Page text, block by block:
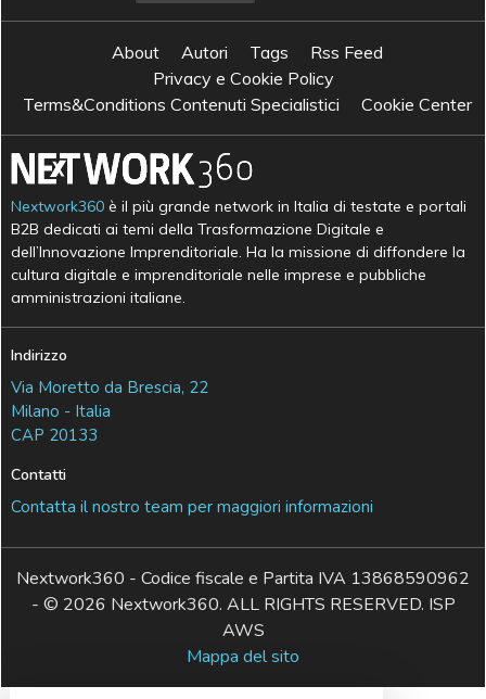
About Autori Tags
Rss Feed
Privacy e Cookie Policy
Terms&Conditions Contenuti Specialistici
Cookie Center
Nextwork360 è il più grande network in Italia di testate e portali
B2B dedicati ai temi della Trasformazione Digitale e
dell’Innovazione Imprenditoriale. Ha la missione di diffondere la
cultura digitale e imprenditoriale nelle imprese e pubbliche
amministrazioni italiane.
Indirizzo
Via Moretto da Brescia, 22
Milano - Italia
CAP 20133
Contatti
Contatta il nostro team per maggiori informazioni
Nextwork360 - Codice fiscale e Partita IVA 13868590962
- © 2026 Nextwork360. ALL RIGHTS RESERVED. ISP
AWS
Mappa del sito